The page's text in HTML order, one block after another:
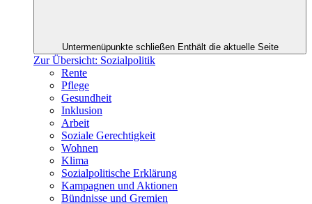
Untermenüpunkte schließen Enthält die aktuelle Seite
Zur Übersicht: Sozialpolitik
Rente
Pflege
Gesundheit
Inklusion
Arbeit
Soziale Gerechtigkeit
Wohnen
Klima
Sozialpolitische Erklärung
Kampagnen und Aktionen
Bündnisse und Gremien